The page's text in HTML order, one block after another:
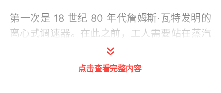
第一次是 18 世纪 80 年代詹姆斯·瓦特发明的
离心式调速器。在此之前，工人需要站在蒸汽
机旁手动调节阀门。之后，一个配重飞球机构
能够感知转速并自动调节阀门。工人并没有消
点击查看完整内容